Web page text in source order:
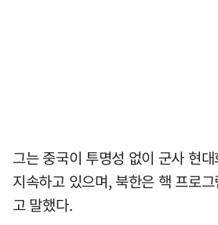
그는 중국이 투명성 없이 군사 현
지속하고 있으며, 북한은 핵 프로
고 말했다.